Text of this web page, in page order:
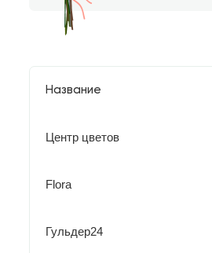
Название
Центр цветов
Flora
Гульдер24